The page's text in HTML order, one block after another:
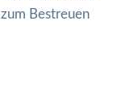
Bestreuen